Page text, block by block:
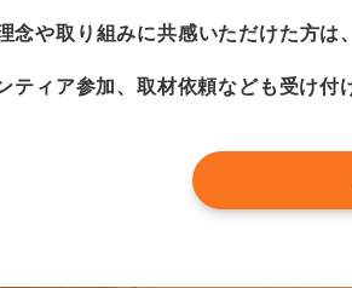
念や取り組みに共感いただけた方は
ティア参加、取材依頼なども受け付